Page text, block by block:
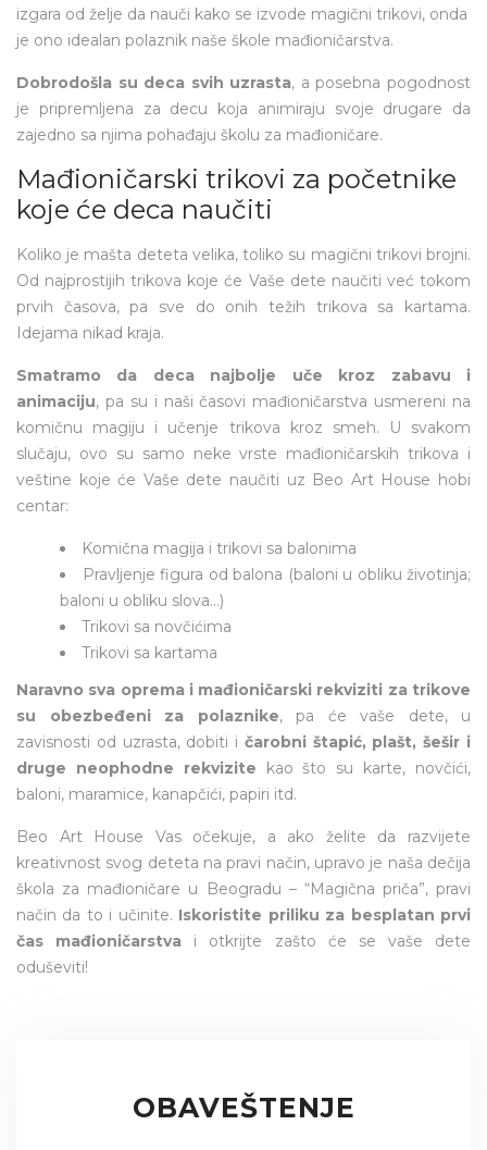
izgara od želje da nauči kako se izvode magični trikovi, onda
je ono idealan polaznik naše škole mađioničarstva.
Dobrodošla su deca svih uzrasta, a posebna pogodnost
je pripremljena za decu koja animiraju svoje drugare da
zajedno sa njima pohađaju školu za mađioničare.
Mađioničarski trikovi za početnike
koje će deca naučiti
Koliko je mašta deteta velika, toliko su magični trikovi brojni.
Od najprostijih trikova koje će Vaše dete naučiti već tokom
prvih časova, pa sve do onih težih trikova sa kartama.
Idejama nikad kraja.
Smatramo da deca najbolje uče kroz zabavu i
animaciju, pa su i naši časovi mađioničarstva usmereni na
komičnu magiju i učenje trikova kroz smeh. U svakom
slučaju, ovo su samo neke vrste mađioničarskih trikova i
veštine koje će Vaše dete naučiti uz Beo Art House hobi
centar:
Komična magija i trikovi sa balonima
Pravljenje figura od balona (baloni u obliku životinja;
baloni u obliku slova…)
Trikovi sa novčićima
Trikovi sa kartama
Naravno sva oprema i mađioničarski rekviziti za trikove
su obezbeđeni za polaznike, pa će vaše dete, u
zavisnosti od uzrasta, dobiti i čarobni štapić, plašt, šešir i
druge neophodne rekvizite kao što su karte, novčići,
baloni, maramice, kanapčići, papiri itd.
Beo Art House Vas očekuje, a ako želite da razvijete
kreativnost svog deteta na pravi način, upravo je naša dečija
škola za mađioničare u Beogradu – “Magična priča”, pravi
način da to i učinite. Iskoristite priliku za besplatan prvi
čas mađioničarstva i otkrijte zašto će se vaše dete
oduševiti!
OBAVEŠTENJE